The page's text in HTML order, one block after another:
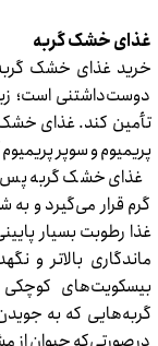
غذای خشک گربه
خرید غذای خشک گربه
دوست‌داشتنی است؛
تأمین کند. غذای خشک
پریمیوم و سوپر
غذای خشک گربه پس
گرم قرار می‌گیرد و
غذا رطوبت بسیار
ماندگاری بالاتر و
بیسکویت‌های
گربه‌هایی که به